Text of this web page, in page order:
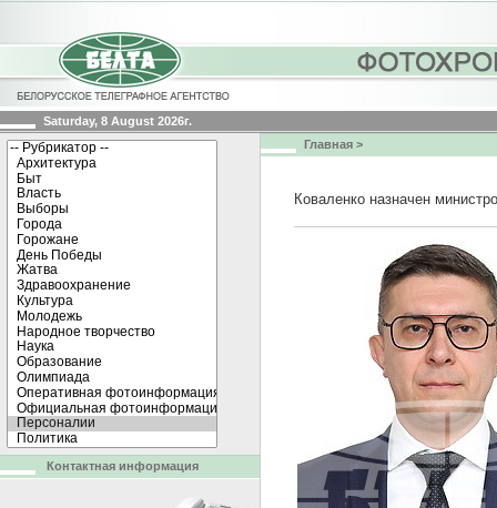
Saturday, 8 August 2026г.
Главная >
Коваленко назначен
Контактная информация